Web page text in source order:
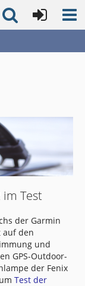
Test
der Garmin
auf den
und
GPS-Outdoor-
der Fenix
Test der